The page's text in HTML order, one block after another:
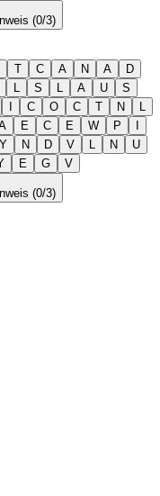
(0/3)
T C A N A
D
L S L A U
S
I C O C T N
L
E C E W P
I
Y N D V L N
U
E G V
(0/3)